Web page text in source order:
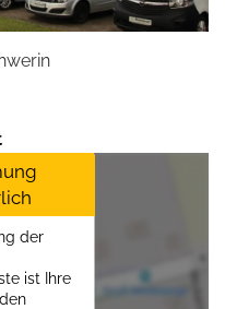
der
ist Ihre